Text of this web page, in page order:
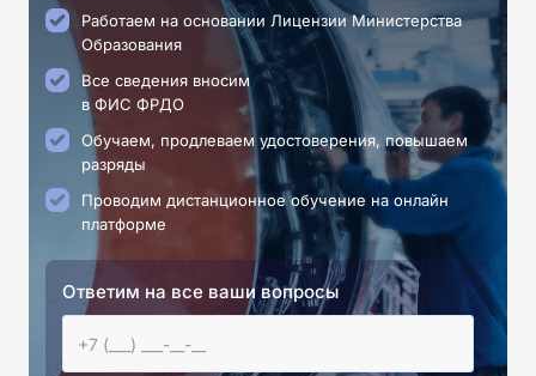
Работаем на основании Лицензии Министерства
Образования
Все сведения вносим
в ФИС ФРДО
Обучаем, продлеваем удостоверения, повышаем
разряды
Проводим дистанционное обучение на онлайн
платформе
Ответим на все ваши вопросы